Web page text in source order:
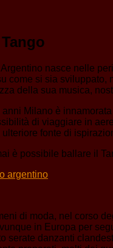
Argentino nasce nelle
come si sia sviluppato,
della sua musica,
anni Milano è
di viaggiare in
fonte di
è possibile ballare il
di moda, nel corso
in Europa per
serate danzanti